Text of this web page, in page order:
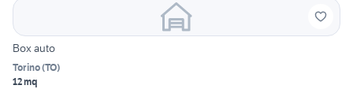
Box auto
Torino(TO)
12 mq